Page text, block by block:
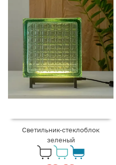
Светильник-стеклоблок
зеленый